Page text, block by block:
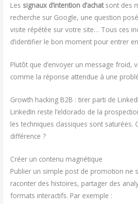
Les signaux d’intention d’achatsont des
recherche sur Google, une question
visite répétée sur votre site… Tous ces
d’identifier le bon moment pour entrer
Plutôt que d’envoyer un message froid,
comme la réponse attendue à une
Growth hacking B2B : tirer parti de
LinkedIn reste l’eldorado de la
les techniques classiques sont saturées.
différence ?
Créer un contenu magnétique
Publier un simple post de promotion ne
raconter des histoires, partager des
formats interactifs. Par exemple :